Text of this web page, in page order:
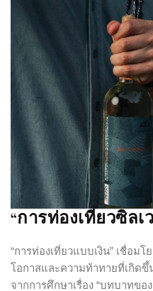
“การท่องเที่ยวซิลเ
“การท่องเที่ยวแบบเงิน” เชื่อม
โอกาสและความท้าทายที่เกิด
จากการศึกษาเรื่อง “บทบาทข